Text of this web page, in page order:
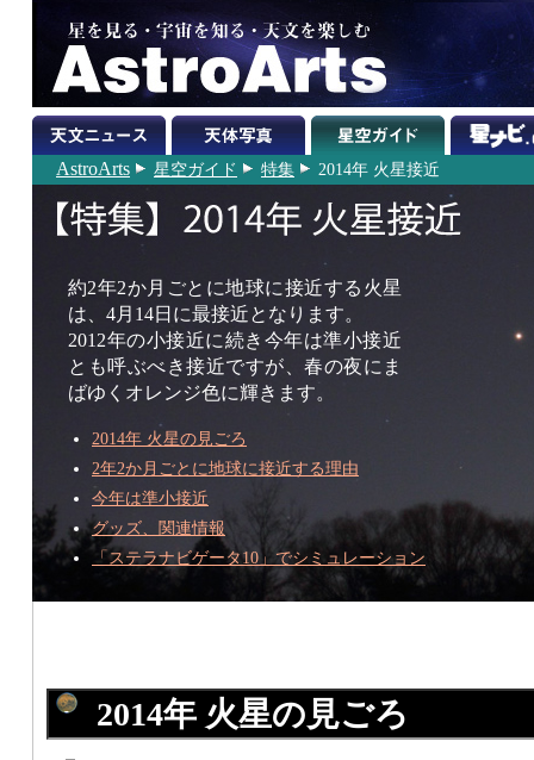
AstroArts 星空ガイド 特集 2014年 火星接近
約2年2か月ごとに地球に接近する火星
は、4月14日に最接近となります。
2012年の小接近に続き今年は準小接近
とも呼ぶべき接近ですが、春の夜にま
ばゆくオレンジ色に輝きます。
2014年 火星の見ごろ
2年2か月ごとに地球に接近する理由
今年は準小接近
グッズ、関連情報
「ステラナビゲータ10」でシミュレーション
2014年 火星の見ごろ